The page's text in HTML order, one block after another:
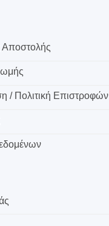
Αποστολής
/ Πολιτική Επιστροφών